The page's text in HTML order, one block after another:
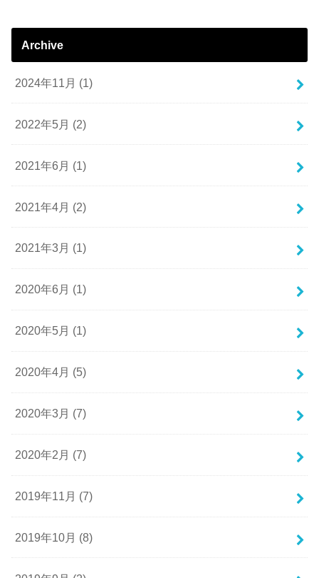
Archive
2024年11月 (1)
2022年5月 (2)
2021年6月 (1)
2021年4月 (2)
2021年3月 (1)
2020年6月 (1)
2020年5月 (1)
2020年4月 (5)
2020年3月 (7)
2020年2月 (7)
2019年11月 (7)
2019年10月 (8)